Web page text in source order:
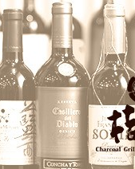
タ
ログ
コネクション